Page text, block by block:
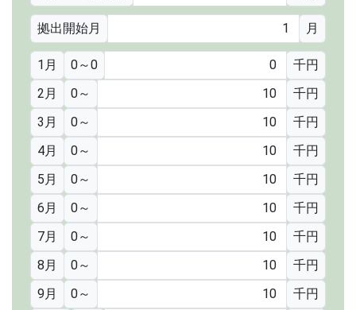
拠出開始月 月
1月 0～0
千円
2月
0～
千円
3月
0～
千円
4月
0～
千円
5月
0～
千円
6月
0～
千円
7月
0～
千円
8月
0～
千円
9月
0～
千円